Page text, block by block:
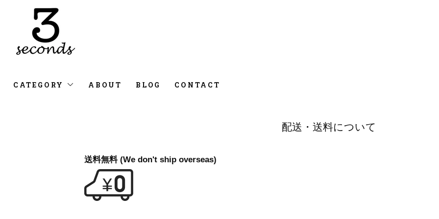
CATEGORY ABOUT BLOG CONTACT
配送・送料について
送料無料 (We don't ship overseas)